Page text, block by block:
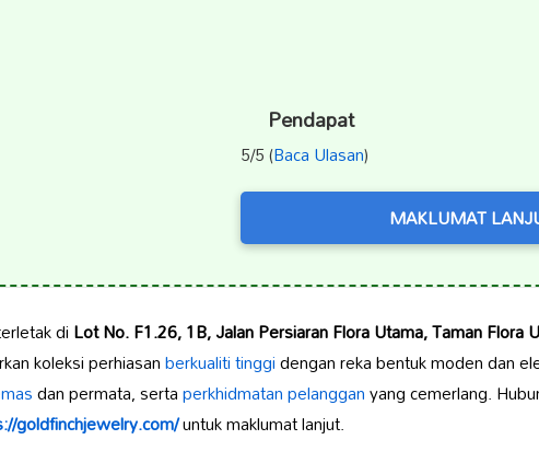
Pendapat
5/5 (Baca Ulasan)
MAKLUMAT
diLot No. F1.26, 1B, Jalan Persiaran Flora Utama, Taman Flora
koleksi perhiasanberkualiti tinggidengan reka bentuk moden dan
dan permata, sertaperkhidmatan pelangganyang cemerlang.
goldfinchjewelry.com/untuk maklumat lanjut.